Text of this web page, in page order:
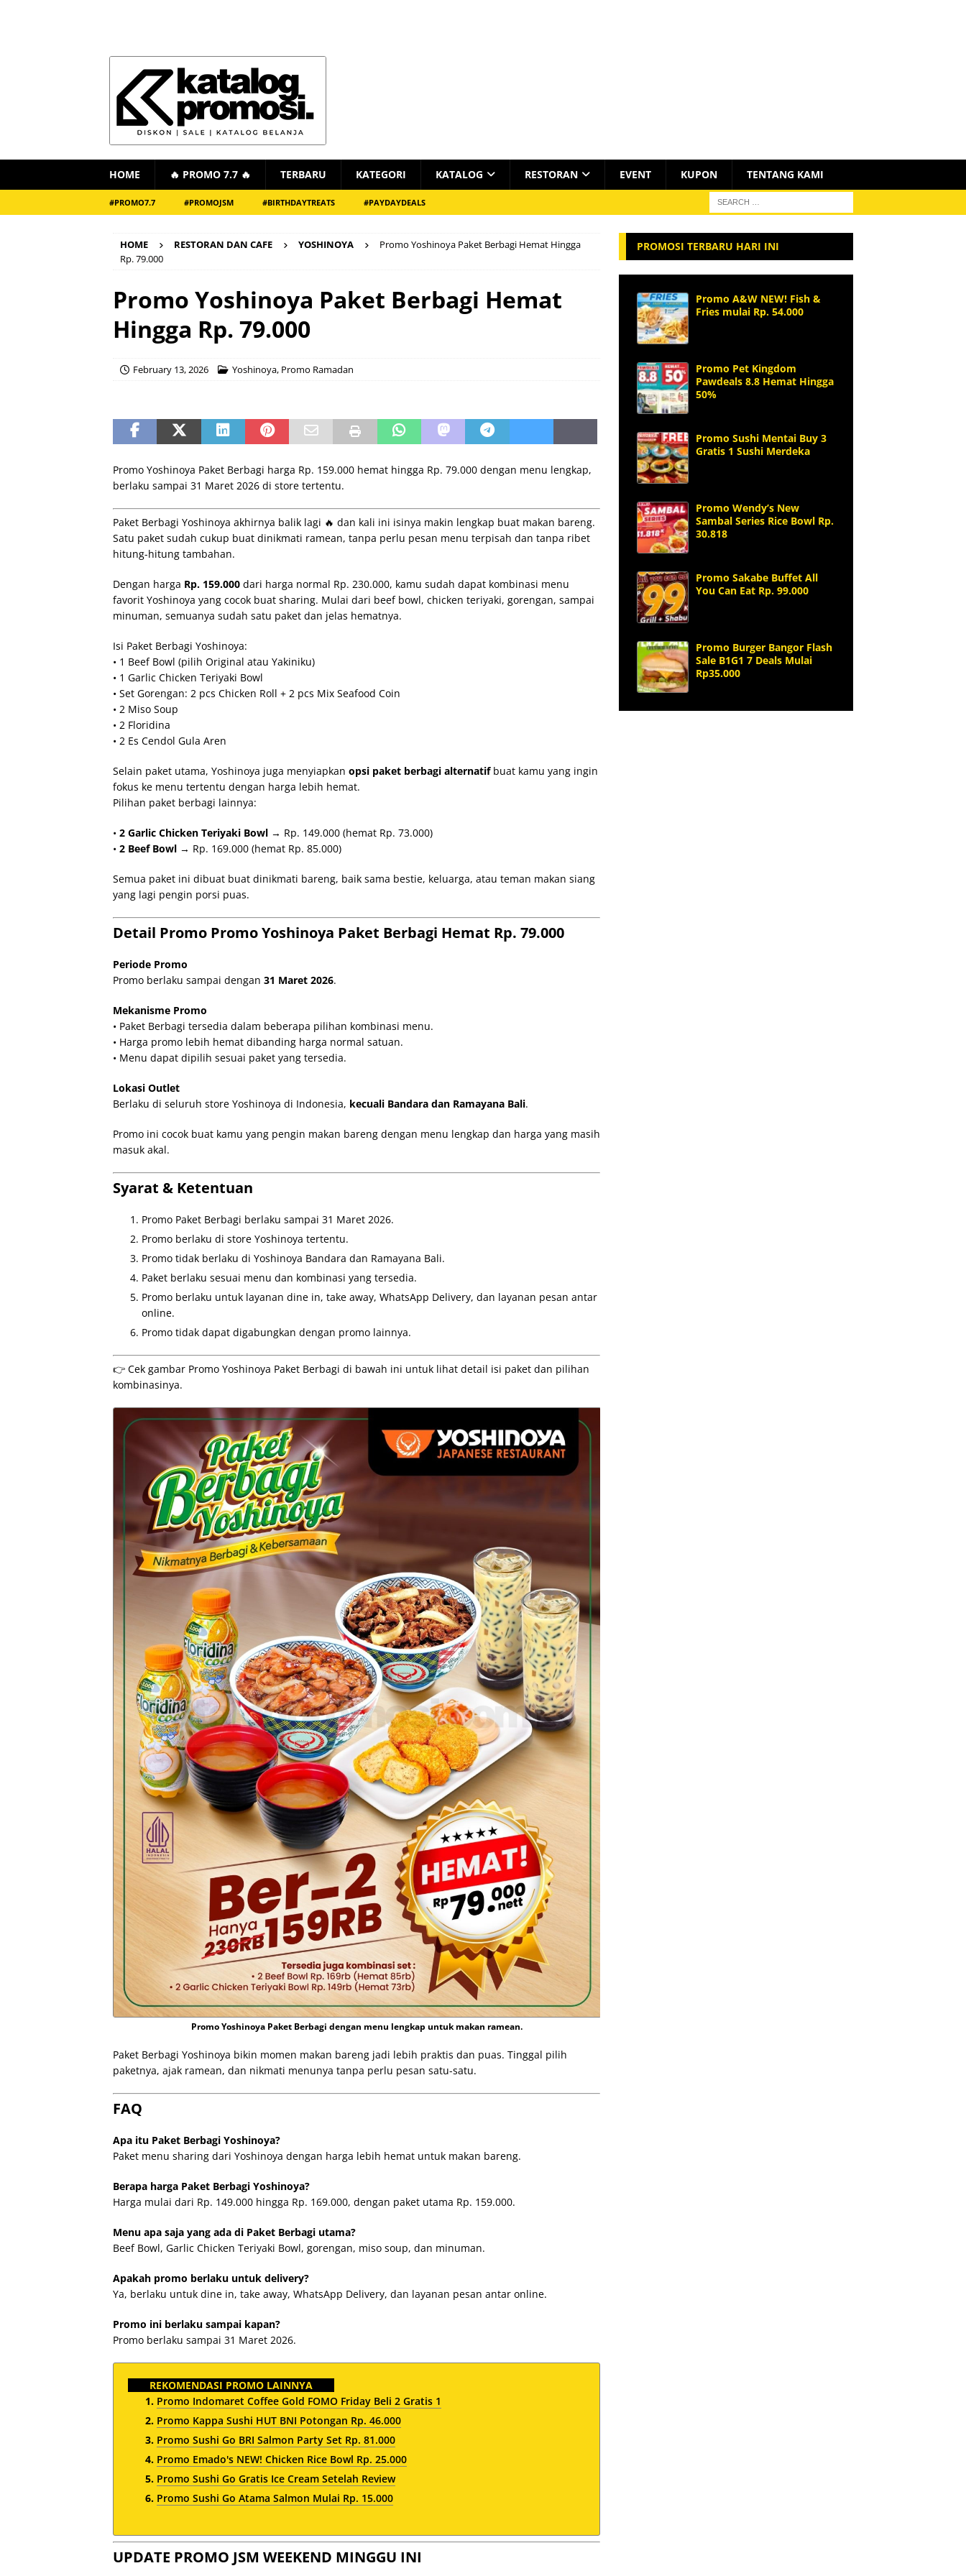
HOME 🔥 PROMO 7.7 🔥 TERBARU KATEGORI KATALOG RESTORAN EVENT KUPON TENTANG KAMI
#PROMO7.7 #PROMOJSM #BIRTHDAYTREATS #PAYDAYDEALS
HOME RESTORAN DAN CAFE YOSHINOYA
Promo Yoshinoya Paket Berbagi Hemat Hingga
Rp. 79.000
Promo Yoshinoya Paket Berbagi Hemat
Hingga Rp. 79.000
February 13, 2026 Yoshinoya, Promo Ramadan
Promo Yoshinoya Paket Berbagi harga Rp. 159.000 hemat hingga Rp. 79.000 dengan menu lengkap,
berlaku sampai 31 Maret 2026 di store tertentu.
Paket Berbagi Yoshinoya akhirnya balik lagi 🔥 dan kali ini isinya makin lengkap buat makan bareng.
Satu paket sudah cukup buat dinikmati ramean, tanpa perlu pesan menu terpisah dan tanpa ribet
hitung-hitung tambahan.
Dengan harga Rp. 159.000 dari harga normal Rp. 230.000, kamu sudah dapat kombinasi menu
favorit Yoshinoya yang cocok buat sharing. Mulai dari beef bowl, chicken teriyaki, gorengan, sampai
minuman, semuanya sudah satu paket dan jelas hematnya.
Isi Paket Berbagi Yoshinoya:
• 1 Beef Bowl (pilih Original atau Yakiniku)
• 1 Garlic Chicken Teriyaki Bowl
• Set Gorengan: 2 pcs Chicken Roll + 2 pcs Mix Seafood Coin
• 2 Miso Soup
• 2 Floridina
• 2 Es Cendol Gula Aren
Selain paket utama, Yoshinoya juga menyiapkan opsi paket berbagi alternatifbuat kamu yang ingin
fokus ke menu tertentu dengan harga lebih hemat.
Pilihan paket berbagi lainnya:
• 2 Garlic Chicken Teriyaki Bowl → Rp. 149.000 (hemat Rp. 73.000)
• 2 Beef Bowl → Rp. 169.000 (hemat Rp. 85.000)
Semua paket ini dibuat buat dinikmati bareng, baik sama bestie, keluarga, atau teman makan siang
yang lagi pengin porsi puas.
Detail Promo Promo Yoshinoya Paket Berbagi Hemat Rp. 79.000
Periode Promo
Promo berlaku sampai dengan 31 Maret 2026.
Mekanisme Promo
• Paket Berbagi tersedia dalam beberapa pilihan kombinasi menu.
• Harga promo lebih hemat dibanding harga normal satuan.
• Menu dapat dipilih sesuai paket yang tersedia.
Lokasi Outlet
Berlaku di seluruh store Yoshinoya di Indonesia, kecuali Bandara dan Ramayana Bali.
Promo ini cocok buat kamu yang pengin makan bareng dengan menu lengkap dan harga yang masih
masuk akal.
Syarat & Ketentuan
Promo Paket Berbagi berlaku sampai 31 Maret 2026.
Promo berlaku di store Yoshinoya tertentu.
Promo tidak berlaku di Yoshinoya Bandara dan Ramayana Bali.
Paket berlaku sesuai menu dan kombinasi yang tersedia.
Promo berlaku untuk layanan dine in, take away, WhatsApp Delivery, dan layanan pesan antar
online.
Promo tidak dapat digabungkan dengan promo lainnya.
👉 Cek gambar Promo Yoshinoya Paket Berbagi di bawah ini untuk lihat detail isi paket dan pilihan
kombinasinya.
Promo Yoshinoya Paket Berbagi dengan menu lengkap untuk makan ramean.
Paket Berbagi Yoshinoya bikin momen makan bareng jadi lebih praktis dan puas. Tinggal pilih
paketnya, ajak ramean, dan nikmati menunya tanpa perlu pesan satu-satu.
FAQ
Apa itu Paket Berbagi Yoshinoya?
Paket menu sharing dari Yoshinoya dengan harga lebih hemat untuk makan bareng.
Berapa harga Paket Berbagi Yoshinoya?
Harga mulai dari Rp. 149.000 hingga Rp. 169.000, dengan paket utama Rp. 159.000.
Menu apa saja yang ada di Paket Berbagi utama?
Beef Bowl, Garlic Chicken Teriyaki Bowl, gorengan, miso soup, dan minuman.
Apakah promo berlaku untuk delivery?
Ya, berlaku untuk dine in, take away, WhatsApp Delivery, dan layanan pesan antar online.
Promo ini berlaku sampai kapan?
Promo berlaku sampai 31 Maret 2026.
REKOMENDASI PROMO LAINNYA
Promo Indomaret Coffee Gold FOMO Friday Beli 2 Gratis 1
Promo Kappa Sushi HUT BNI Potongan Rp. 46.000
Promo Sushi Go BRI Salmon Party Set Rp. 81.000
Promo Emado's NEW! Chicken Rice Bowl Rp. 25.000
Promo Sushi Go Gratis Ice Cream Setelah Review
Promo Sushi Go Atama Salmon Mulai Rp. 15.000
UPDATE PROMO JSM WEEKEND MINGGU INI
PROMOSI TERBARU HARI INI
Promo A&W NEW! Fish &
Fries mulai Rp. 54.000
Promo Pet Kingdom
Pawdeals 8.8 Hemat Hingga
50%
Promo Sushi Mentai Buy 3
Gratis 1 Sushi Merdeka
Promo Wendy’s New
Sambal Series Rice Bowl Rp.
30.818
Promo Sakabe Buffet All
You Can Eat Rp. 99.000
Promo Burger Bangor Flash
Sale B1G1 7 Deals Mulai
Rp35.000